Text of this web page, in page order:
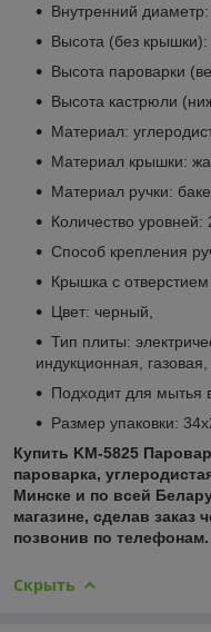
Внутренний диаметр:
Высота (без крышки):
Высота пароварки
Высота кастрюли
Материал:
Материал крышки:
Материал ручки:
Количество уровней:
Способ крепления
Крышка с
Цвет: черный,
Тип плиты:
индукционная, газовая,
Подходит для мытья
Размер упаковки:
Купить KM-5825
пароварка,
Минске и по всей
магазине, сделав заказ
позвонив по телефонам.
Скрыть